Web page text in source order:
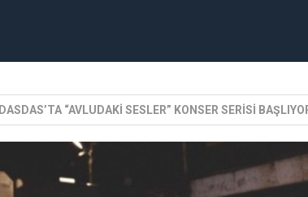
DASDAS’TA “AVLUDAKİ SESLER” KONSER SERİSİ